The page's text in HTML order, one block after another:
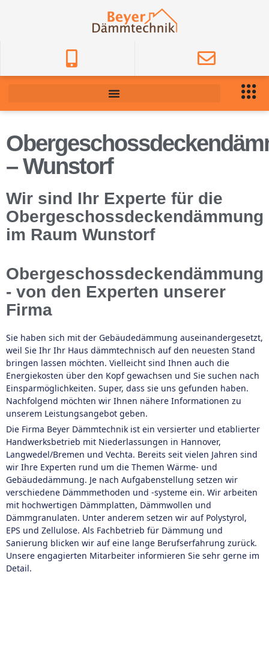
– Wunstorf
Wir sind Ihr Experte für die
Obergeschossdeckendämmung
im Raum Wunstorf
Obergeschossdeckendämmung
- von den Experten unserer
Firma
Sie haben sich mit der Gebäudedämmung auseinandergesetzt,
weil Sie Ihr Ihr Haus dämmtechnisch auf den neuesten Stand
bringen lassen möchten. Vielleicht sind Ihnen auch die
Energiekosten über den Kopf gewachsen und Sie suchen nach
Einsparmöglichkeiten. Super, dass sie uns gefunden haben.
Nachfolgend möchten wir Ihnen nähere Informationen zu
unserem Leistungsangebot geben.
Die Firma Beyer Dämmtechnik ist ein versierter und etablierter
Handwerksbetrieb mit Niederlassungen in Hannover,
Langwedel/Bremen und Vechta. Bereits seit vielen Jahren sind
wir Ihre Experten rund um die Themen Wärme- und
Gebäudedämmung. Je nach Aufgabenstellung setzen wir
verschiedene Dämmmethoden und -systeme ein. Wir arbeiten
mit hochwertigen Dämmplatten, Dämmwollen und
Dämmgranulaten. Unter anderem setzen wir auf Polystyrol,
EPS und Zellulose. Als Fachbetrieb für Dämmung und
Sanierung blicken wir auf eine lange Berufserfahrung zurück.
Unsere engagierten Mitarbeiter informieren Sie sehr gerne im
Detail.